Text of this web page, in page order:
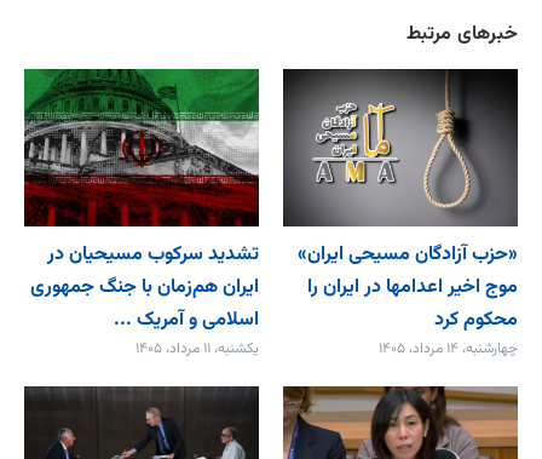
خبرهای مرتبط
«حزب آزادگان مسیحی ایران»
موج اخیر اعدامها در ایران را
محکوم کرد
چهارشنبه، ۱۴ مرداد، ۱۴۰۵
تشدید سرکوب مسیحیان در
ایران هم‌زمان با جنگ جمهوری
اسلامی و آمریک ...
یکشنبه، ۱۱ مرداد، ۱۴۰۵